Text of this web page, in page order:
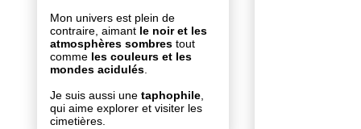
Mon univers est plein de
contraire, aimant le noir et les
atmosphères sombres tout
comme les couleurs et les
mondes acidulés
Je suis aussi une taphophile
qui aime explorer et visiter les
cimetières.